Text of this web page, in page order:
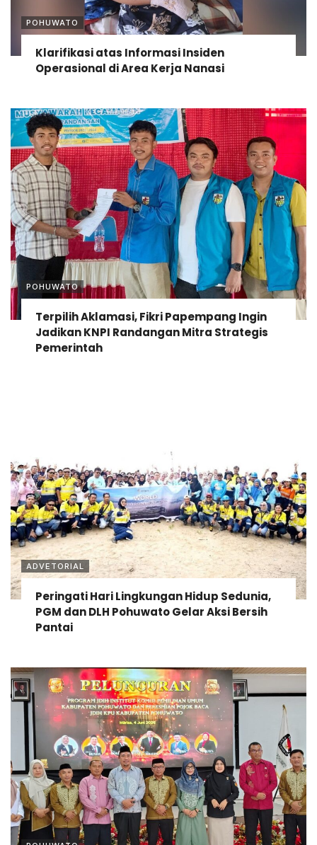
POHUWATO
Klarifikasi atas Informasi Insiden
Operasional di Area Kerja Nanasi
POHUWATO
Terpilih Aklamasi, Fikri Papempang Ingin
Jadikan KNPI Randangan Mitra Strategis
Pemerintah
ADVETORIAL
Peringati Hari Lingkungan Hidup Sedunia,
PGM dan DLH Pohuwato Gelar Aksi Bersih
Pantai